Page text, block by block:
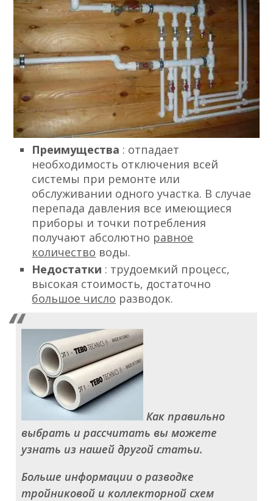
Преимущества : отпадает
необходимость отключения всей
системы при ремонте или
обслуживании одного участка. В случае
перепада давления все имеющиеся
приборы и точки потребления
получают абсолютно равное
количество воды.
Недостатки : трудоемкий процесс,
высокая стоимость, достаточно
большое число разводок.
Как правильно
выбрать и рассчитать вы можете
узнать из нашей другой статьи.
Больше информации о разводке
тройниковой и коллекторной схем